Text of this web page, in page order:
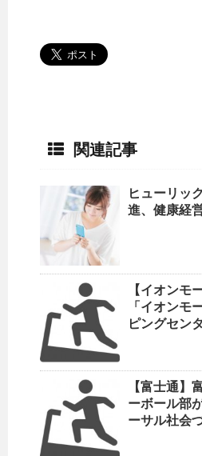
関連記事
ヒューリッ
進、健康経
【イオンモ
「イオンモ
ピングセン
【富士通】
ーボール部
ーサル社会